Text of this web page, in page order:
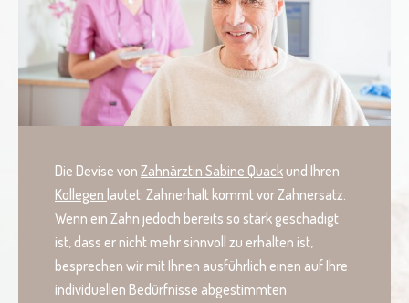
Die Devise von Zahnärztin Sabine Quack und Ihren
Kollegen lautet: Zahnerhalt kommt vor Zahnersatz.
Wenn ein Zahn jedoch bereits so stark geschädigt
ist, dass er nicht mehr sinnvoll zu erhalten ist,
besprechen wir mit Ihnen ausführlich einen auf Ihre
individuellen Bedürfnisse abgestimmten